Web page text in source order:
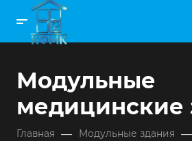
Модульные
медицинские
Главная — Модульные здания —